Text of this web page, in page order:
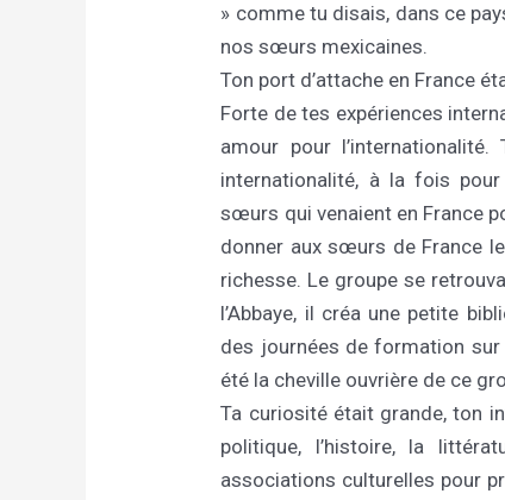
» comme tu disais, dans ce
nos sœurs mexicaines.
Ton port d’attache en France
Forte de tes expériences
amour pour
internationalité, à la fois
sœurs qui venaient en France
donner aux sœurs de France
richesse. Le groupe se
l’Abbaye, il créa une petite
des journées de formation
été la cheville ouvrière de ce
Ta curiosité était grande, ton
politique, l’histoire, la
associations culturelles pour